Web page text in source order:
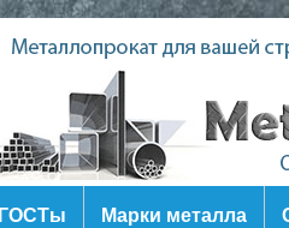
ГОСТы Марки металла